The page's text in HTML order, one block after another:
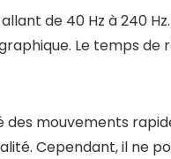
de 40 Hz à 240
Le temps de
mouvements
Cependant, il ne